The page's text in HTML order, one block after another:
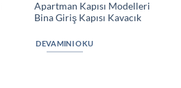
Apartman Kapısı Modelleri
Bina Giriş Kapısı Kavacık
DEVAMINI OKU